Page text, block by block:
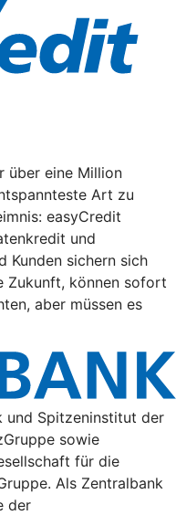
über eine Million
Art zu
easyCredit
und
Kunden sichern sich
Zukunft, können sofort
aber müssen es
und Spitzeninstitut der
sowie
für die
Als Zentralbank
der